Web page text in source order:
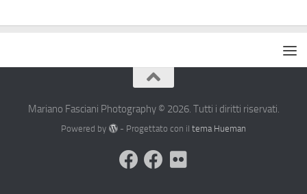
Mariano Fasciani Photography © 2026. Tutti i diritti riservati.
Powered by - Progettato con il tema Hueman